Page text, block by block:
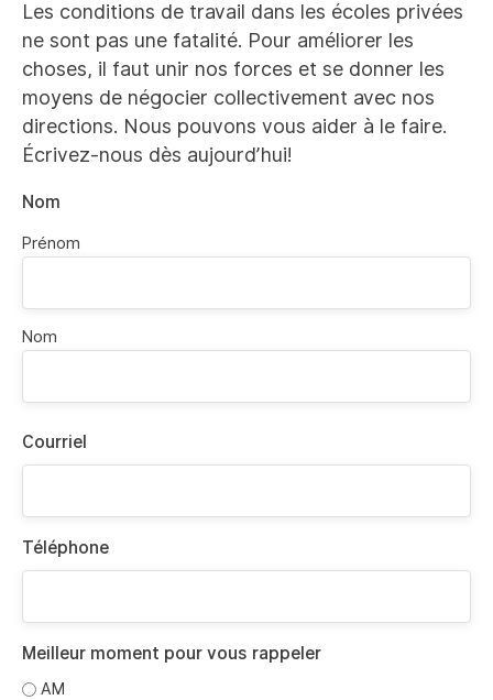
Les conditions de travail dans les écoles privées
ne sont pas une fatalité. Pour améliorer les
choses, il faut unir nos forces et se donner les
moyens de négocier collectivement avec nos
directions. Nous pouvons vous aider à le faire.
Écrivez-nous dès aujourd’hui!
Nom
Prénom
Nom
Courriel
Téléphone
Meilleur moment pour vous rappeler
AM